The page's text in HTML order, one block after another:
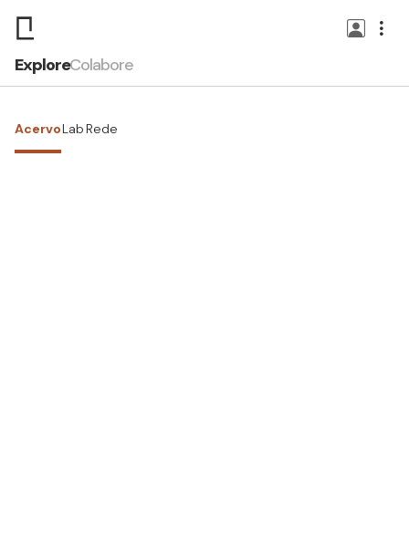
ExploreColabore
AcervoLab Rede